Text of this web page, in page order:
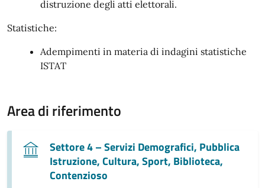
distruzione degli atti elettorali.
Statistiche:
Adempimenti in materia di indagini statistiche
ISTAT
Area di riferimento
Settore 4 – Servizi Demografici, Pubblica
Istruzione, Cultura, Sport, Biblioteca,
Contenzioso